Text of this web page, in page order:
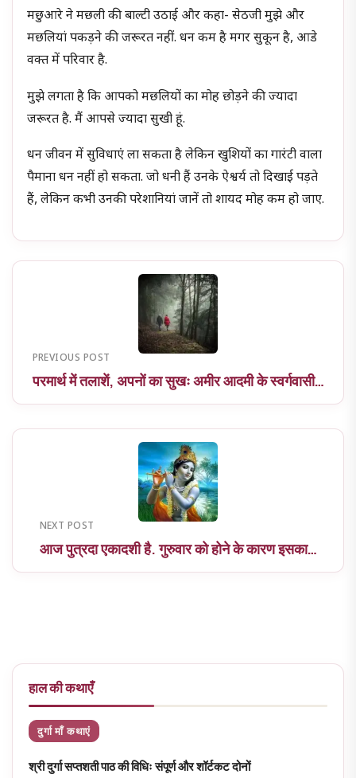
मछुआरे ने मछली की बाल्टी उठाई और कहा- सेठजी मुझे और
मछलियां पकड़ने की जरूरत नहीं. धन कम है मगर सुकून है, आडे
वक्त में परिवार है.
मुझे लगता है कि आपको मछलियों का मोह छोड़ने की ज्यादा
जरूरत है. मैं आपसे ज्यादा सुखी हूं.
धन जीवन में सुविधाएं ला सकता है लेकिन खुशियों का गारंटी वाला
पैमाना धन नहीं हो सकता. जो धनी हैं उनके ऐश्वर्य तो दिखाई पड़ते
हैं, लेकिन कभी उनकी परेशानियां जानें तो शायद मोह कम हो जाए.
PREVIOUS POST
परमार्थ में तलाशें, अपनों का सुखः अमीर आदमी के स्वर्गवासी…
NEXT POST
आज पुत्रदा एकादशी है. गुरुवार को होने के कारण इसका…
हाल की कथाएँ
दुर्गा माँ कथाएं
श्री दुर्गा सप्तशती पाठ की विधिः संपूर्ण और शॉर्टकट दोनों